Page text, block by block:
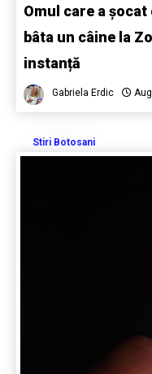
Omul care a
bâta un câine la
instanță
Gabriela Erdic
Stiri Botosani